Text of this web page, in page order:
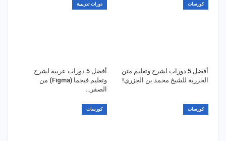
كورسات
أفضل 5 دورات لشرح وتعليم متن
الجزرية للشيخ محمد بن الجزري!
دورات تدريبية
أفضل 5 دورات عربية لشرح
وتعليم فيجما (Figma) من
الصفر…
كورسات كورسات